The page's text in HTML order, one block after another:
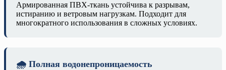
Армированная ПВХ-ткань устойчива к разрывам,
истиранию и ветровым нагрузкам. Подходит для
многократного использования в сложных условиях.
🌧️ Полная водонепроницаемость